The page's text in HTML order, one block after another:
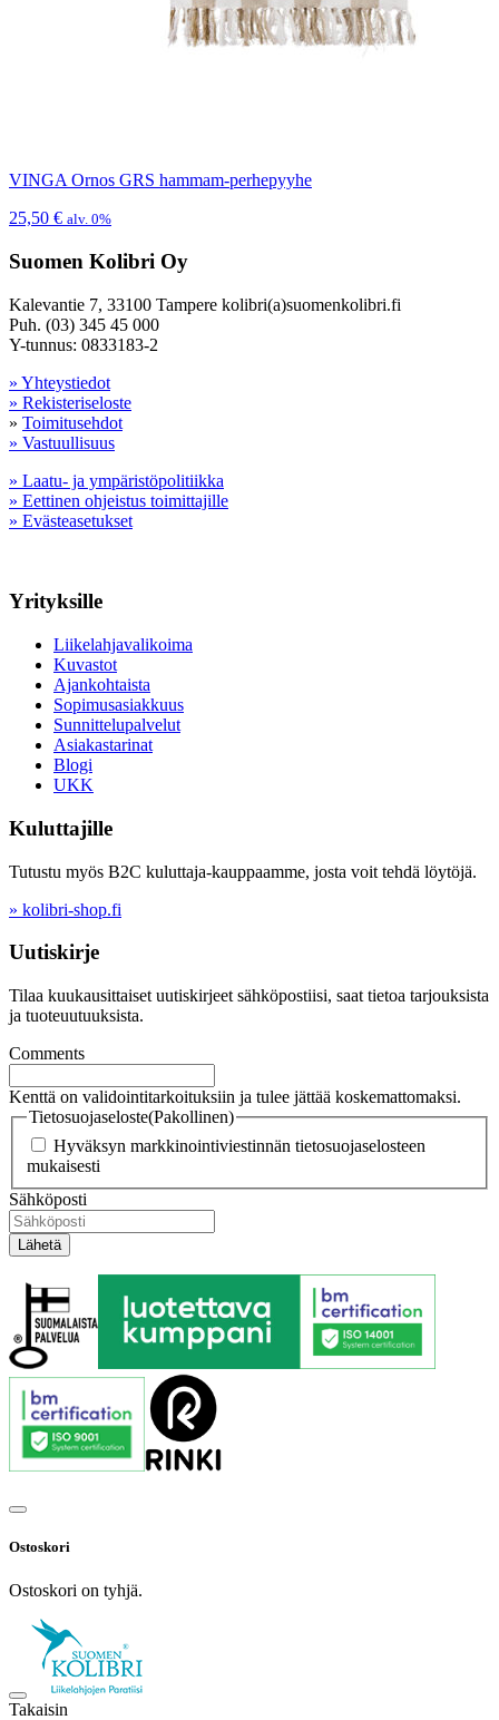
VINGA Ornos GRS hammam-perhepyyhe
25,50 € alv. 0%
Suomen Kolibri Oy
Kalevantie 7, 33100 Tampere kolibri(a)suomenkolibri.fi
Puh. (03) 345 45 000
Y-tunnus: 0833183-2
» Yhteystiedot
» Rekisteriseloste
» Toimitusehdot
» Vastuullisuus
» Laatu- ja ympäristöpolitiikka
» Eettinen ohjeistus toimittajille
» Evästeasetukset
Yrityksille
Liikelahjavalikoima
Kuvastot
Ajankohtaista
Sopimusasiakkuus
Sunnittelupalvelut
Asiakastarinat
Blogi
UKK
Kuluttajille
Tutustu myös B2C kuluttaja-kauppaamme, josta voit tehdä löytöjä.
» kolibri-shop.fi
Uutiskirje
Tilaa kuukausittaiset uutiskirjeet sähköpostiisi, saat tietoa tarjouksista
ja tuoteuutuuksista.
Comments
Kenttä on validointitarkoituksiin ja tulee jättää koskemattomaksi.
Tietosuojaseloste(Pakollinen)
Hyväksyn markkinointiviestinnän tietosuojaselosteen
mukaisesti
Sähköposti
Ostoskori
Ostoskori on tyhjä.
Takaisin